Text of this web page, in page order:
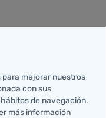
mejorar nuestros
con sus
de navegación.
más información